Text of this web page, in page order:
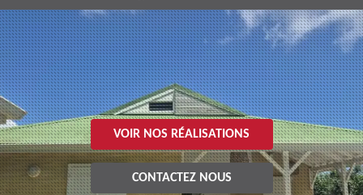
VOIR NOS RÉALISATIONS
CONTACTEZ NOUS